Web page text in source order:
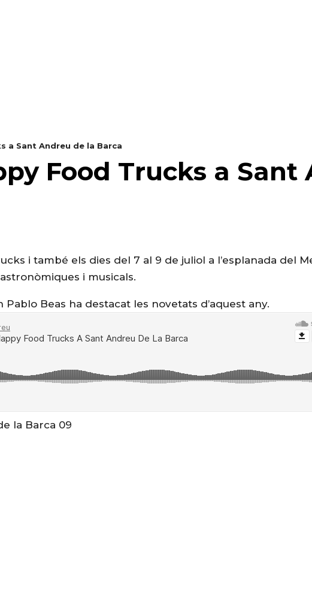
a Sant Andreu de la Barca
Food Trucks a Sant
i també els dies del 7 al 9 de juliol a l’esplanada del
i musicals.
Beas ha destacat les novetats d’aquest any.